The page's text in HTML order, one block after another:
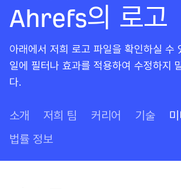
Ahrefs의 로고
아래에서 저희 로고 파일을 확인하실 수
일에 필터나 효과를 적용하여 수정하지
다.
소개 저희 팀 커리어 기술
법률 정보